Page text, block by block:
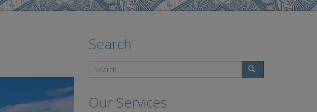
Search
Our Services